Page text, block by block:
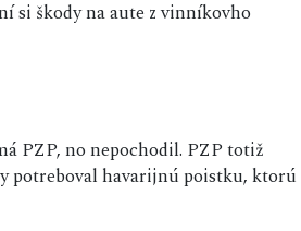
si škody na aute z vinníkovho
PZP, no nepochodil. PZP totiž
potreboval havarijnú poistku, ktorú